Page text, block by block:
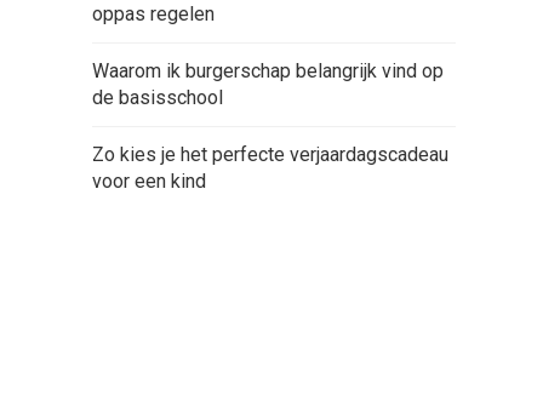
oppas regelen
Waarom ik burgerschap belangrijk vind op
de basisschool
Zo kies je het perfecte verjaardagscadeau
voor een kind